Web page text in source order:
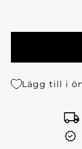
Lägg till i